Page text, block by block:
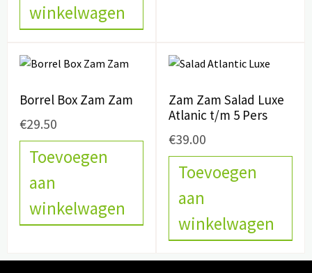
winkelwagen
Borrel Box Zam Zam
€29.50
Toevoegen
aan
winkelwagen
Zam Zam Salad Luxe
Atlanic t/m 5 Pers
€39.00
Toevoegen
aan
winkelwagen